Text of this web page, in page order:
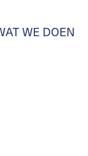
WE DOEN